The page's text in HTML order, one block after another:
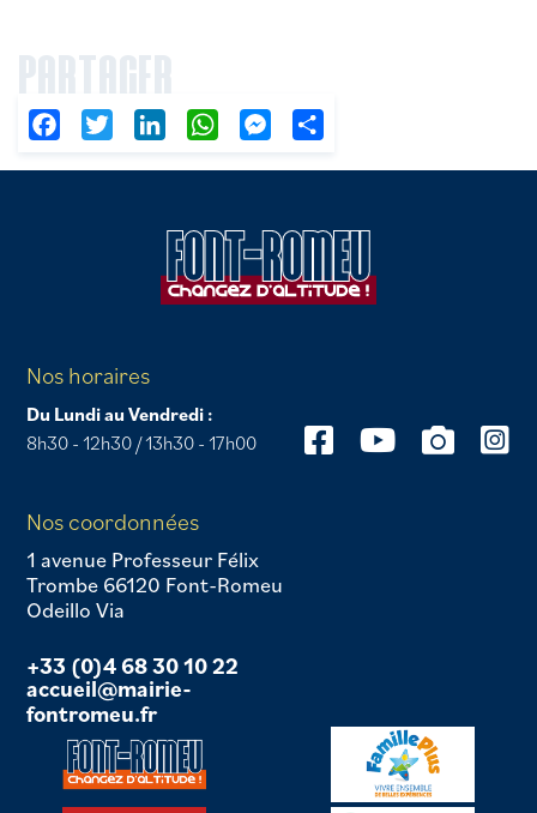
PARTAGER
FacebookTwitter LinkedIn WhatsAppMessenger
Nos horaires
Du Lundi au Vendredi :
8h30 - 12h30 / 13h30 - 17h00
Nos coordonnées
1 avenue Professeur Félix
Trombe 66120 Font-Romeu
Odeillo Via
+33 (0)4 68 30 10 22
accueil@mairie-
fontromeu.fr